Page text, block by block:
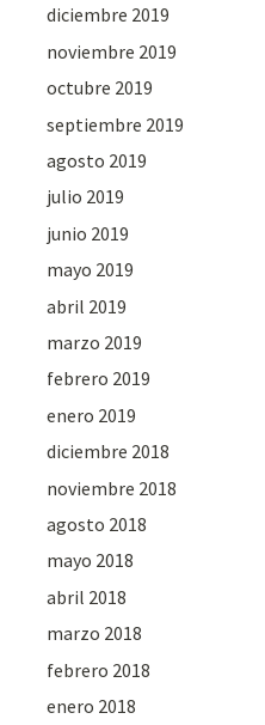
diciembre 2019
noviembre 2019
octubre 2019
septiembre 2019
agosto 2019
julio 2019
junio 2019
mayo 2019
abril 2019
marzo 2019
febrero 2019
enero 2019
diciembre 2018
noviembre 2018
agosto 2018
mayo 2018
abril 2018
marzo 2018
febrero 2018
enero 2018